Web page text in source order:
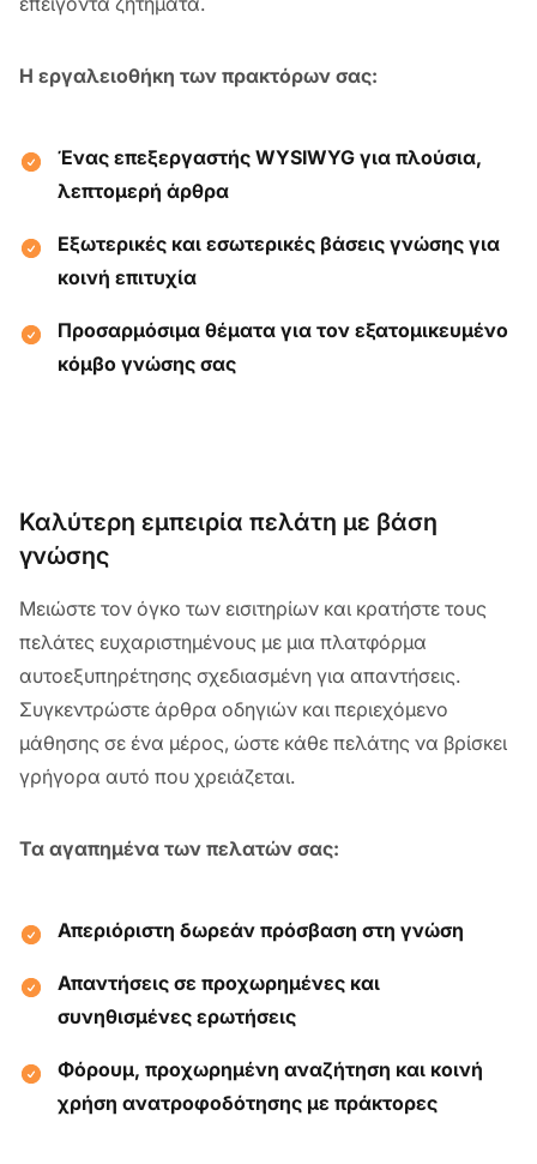
Η εργαλειοθήκη των πρακτόρων σας:
Ένας επεξεργαστής WYSIWYG για πλούσια,
λεπτομερή άρθρα
Εξωτερικές και εσωτερικές βάσεις γνώσης για
κοινή επιτυχία
Προσαρμόσιμα θέματα για τον εξατομικευμένο
κόμβο γνώσης σας
Καλύτερη εμπειρία πελάτη με βάση
γνώσης
Μειώστε τον όγκο των εισιτηρίων και κρατήστε τους
πελάτες ευχαριστημένους με μια πλατφόρμα
αυτοεξυπηρέτησης σχεδιασμένη για απαντήσεις.
Συγκεντρώστε άρθρα οδηγιών και περιεχόμενο
μάθησης σε ένα μέρος, ώστε κάθε πελάτης να βρίσκει
γρήγορα αυτό που χρειάζεται.
Τα αγαπημένα των πελατών σας:
Απεριόριστη δωρεάν πρόσβαση στη γνώση
Απαντήσεις σε προχωρημένες και
συνηθισμένες ερωτήσεις
Φόρουμ, προχωρημένη αναζήτηση και κοινή
χρήση ανατροφοδότησης με πράκτορες